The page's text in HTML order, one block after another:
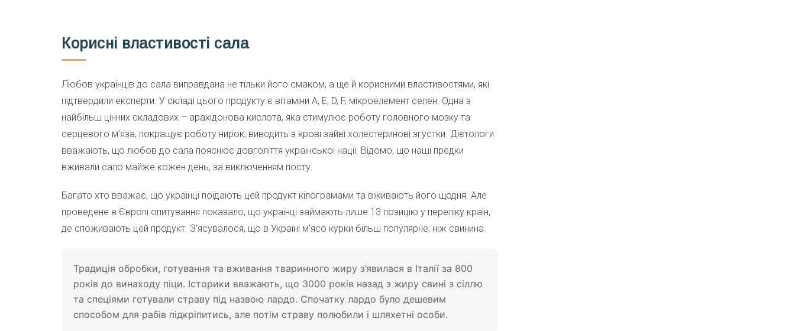
Корисні властивості сала
Любов українців до сала виправдана не тільки його смаком, а ще й корисними властивостями, які
підтвердили експерти. У складі цього продукту є вітаміни А, Е, D, F, мікроелемент селен. Одна з
найбільш цінних складових – арахідонова кислота, яка стимулює роботу головного мозку та
серцевого м’яза, покращує роботу нирок, виводить з крові зайві холестеринові згустки. Дієтологи
вважають, що любов до сала пояснює довголіття української нації. Відомо, що наші предки
вживали сало майже кожен день, за виключенням посту.
Багато хто вважає, що українці поїдають цей продукт кілограмами та вживають його щодня. Але
проведене в Європі опитування показало, що українці займають лише 13 позицію у переліку країн,
де споживають цей продукт. З’ясувалося, що в Україні м’ясо курки більш популярне, ніж свинина.
Традиція обробки, готування та вживання тваринного жиру з’явилася в Італії за 800
років до винаходу піци. Історики вважають, що 3000 років назад з жиру свині з сіллю
та спеціями готували страву під назвою лардо. Спочатку лардо було дешевим
способом для рабів підкріпитись, але потім страву полюбили і шляхетні особи.